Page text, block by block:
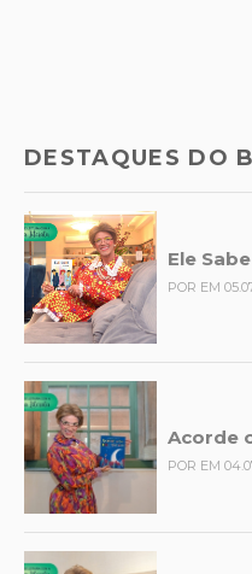
DESTAQUES DO
Ele Sabe
POR EM
Acorde
POR EM